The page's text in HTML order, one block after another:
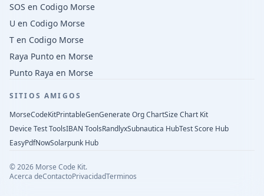
SOS en Codigo Morse
U en Codigo Morse
T en Codigo Morse
Raya Punto en Morse
Punto Raya en Morse
SITIOS AMIGOS
MorseCodeKitPrintableGenGenerate Org ChartSize Chart Kit
Device Test ToolsIBAN ToolsRandlyxSubnautica HubTest Score Hub
EasyPdfNowSolarpunk Hub
©2026 Morse Code Kit.
Acerca deContactoPrivacidadTerminos